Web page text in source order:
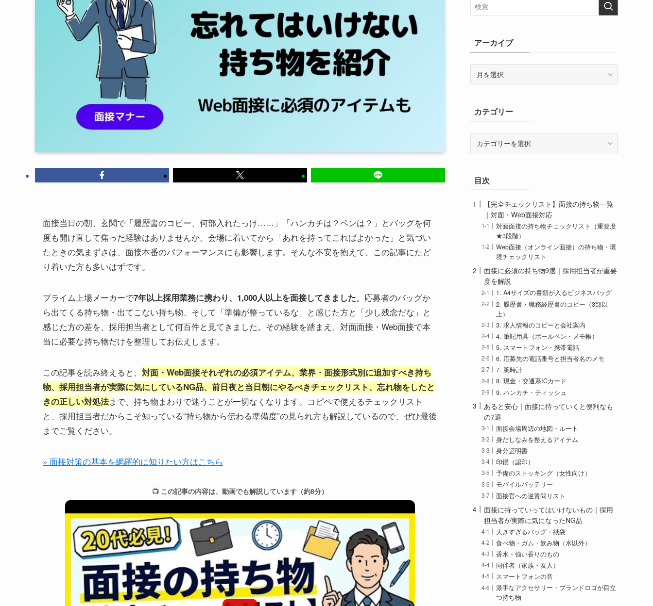
面接当日の朝、玄関で「履歴書のコピー、何部入れたっけ……」「ハンカチは？ペンは？」とバッグを何
度も開け直して焦った経験はありませんか。会場に着いてから「あれを持ってこればよかった」と気づい
たときの気まずさは、面接本番のパフォーマンスにも影響します。そんな不安を抱えて、この記事にたど
り着いた方も多いはずです。
プライム上場メーカーで7年以上採用業務に携わり、1,000人以上を面接してきました。応募者のバッグか
ら出てくる持ち物・出てこない持ち物、そして「準備が整っているな」と感じた方と「少し残念だな」と
感じた方の差を、採用担当者として何百件と見てきました。その経験を踏まえ、対面面接・Web面接で本
当に必要な持ち物だけを整理してお伝えします。
この記事を読み終えると、 対面・Web面接それぞれの必須アイテム、業界・面接形式別に追加すべき持ち
物、採用担当者が実際に気にしているNG品、前日夜と当日朝にやるべきチェックリスト、忘れ物をしたと
きの正しい対処法まで、持ち物まわりで迷うことが一切なくなります。コピペで使えるチェックリスト
と、採用担当者だからこそ知っている“持ち物から伝わる準備度”の見られ方も解説しているので、ぜひ最後
までご覧ください。
» 面接対策の基本を網羅的に知りたい方はこちら
📺 この記事の内容は、動画でも解説しています（約8分）
アーカイブ
ブカテゴリー
ー目次
【完全チェックリスト】面接の持ち物一覧
｜対面・Web面接対応
対面面接の持ち物チェックリスト（重要度
★3段階）
Web面接（オンライン面接）の持ち物・環
境チェックリスト
面接に必須の持ち物9選｜採用担当者が重要
度を解説
1. A4サイズの書類が入るビジネスバッグ
2. 履歴書・職務経歴書のコピー（3部以
上）
3. 求人情報のコピーと会社案内
4. 筆記用具（ボールペン・メモ帳）
5. スマートフォン・携帯電話
6. 応募先の電話番号と担当者名のメモ
7. 腕時計
8. 現金・交通系ICカード
9. ハンカチ・ティッシュ
あると安心｜面接に持っていくと便利なも
の7選
面接会場周辺の地図・ルート
身だしなみを整えるアイテム
身分証明書
印鑑（認印）
予備のストッキング（女性向け）
モバイルバッテリー
面接官への逆質問リスト
面接に持っていってはいけないもの｜採用
担当者が実際に気になったNG品
大きすぎるバッグ・紙袋
食べ物・ガム・飲み物（水以外）
香水・強い香りのもの
同伴者（家族・友人）
スマートフォンの音
派手なアクセサリー・ブランドロゴが目立
つ持ち物